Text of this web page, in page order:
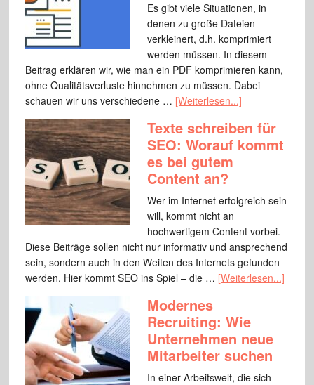
Es gibt viele Situationen, in
denen zu große Dateien
verkleinert, d.h. komprimiert
werden müssen. In diesem
Beitrag erklären wir, wie man ein PDF komprimieren kann,
ohne Qualitätsverluste hinnehmen zu müssen. Dabei
schauen wir uns verschiedene … [Weiterlesen...]
Texte schreiben für
SEO: Worauf kommt
es bei gutem
Content an?
Wer im Internet erfolgreich sein
will, kommt nicht an
hochwertigem Content vorbei.
Diese Beiträge sollen nicht nur informativ und ansprechend
sein, sondern auch in den Weiten des Internets gefunden
werden. Hier kommt SEO ins Spiel – die … [Weiterlesen...]
Modernes
Recruiting: Wie
Unternehmen neue
Mitarbeiter suchen
In einer Arbeitswelt, die sich